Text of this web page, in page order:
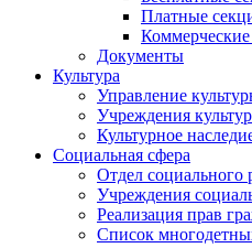
Платные
Документы
Культура
Управление
Учреждения
Культурное
Социальная сфера
Отдел социального
Учреждения
Реализация прав
Список